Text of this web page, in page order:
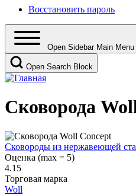
Восстановить пароль
Open Sidebar Main Menu
Open Search Block
Сковорода
Сковороды из нержавеющей
Оценка (max = 5)
4.15
Торговая марка
Woll